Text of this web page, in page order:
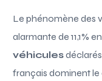
Le phénomène des
alarmante de 11,1%
véhicules
français dominent le